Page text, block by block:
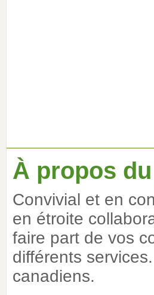
À propos
Convivial et en
en étroite
faire part de vos
différents
canadiens.